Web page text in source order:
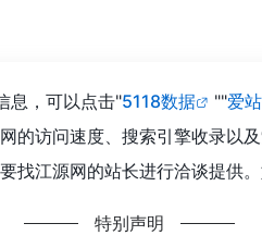
息，可以点击"5118数据 ""爱
的访问速度、搜索引擎收录以
江源网的站长进行洽谈提供
特别声明